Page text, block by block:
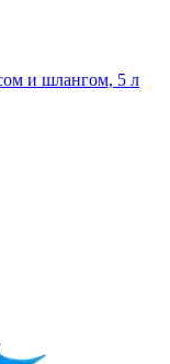
и шлангом, 5 л